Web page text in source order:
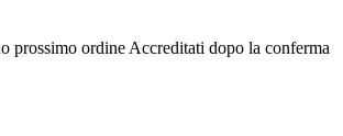
prossimo ordine Accreditati dopo la conferma